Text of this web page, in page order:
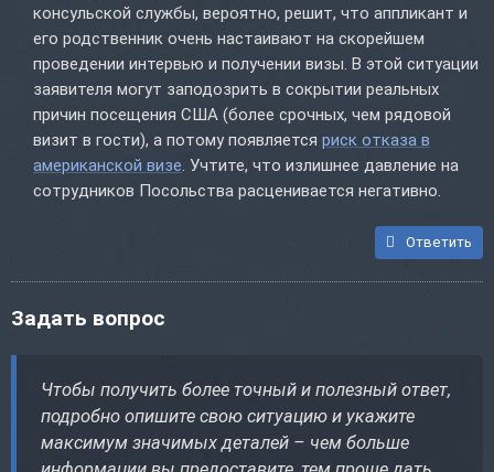
консульской службы, вероятно, решит, что аппликант и
его родственник очень настаивают на скорейшем
проведении интервью и получении визы. В этой ситуации
заявителя могут заподозрить в сокрытии реальных
причин посещения США (более срочных, чем рядовой
визит в гости), а потому появляется риск отказа в
американской визе. Учтите, что излишнее давление на
сотрудников Посольства расценивается негативно.
Ответить
Задать вопрос
Чтобы получить более точный и полезный ответ,
подробно опишите свою ситуацию и укажите
максимум значимых деталей – чем больше